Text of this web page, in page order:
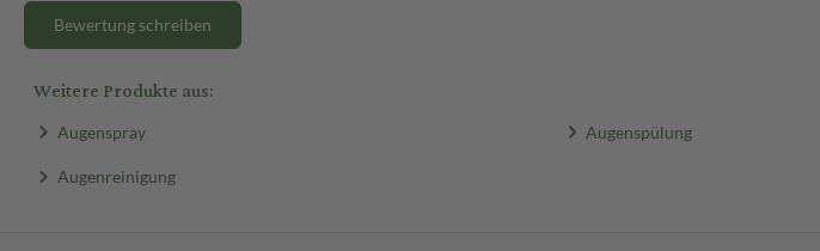
Bewertung schreiben
Weitere Produkte aus:
Augenspray Augenspülung
Augenreinigung